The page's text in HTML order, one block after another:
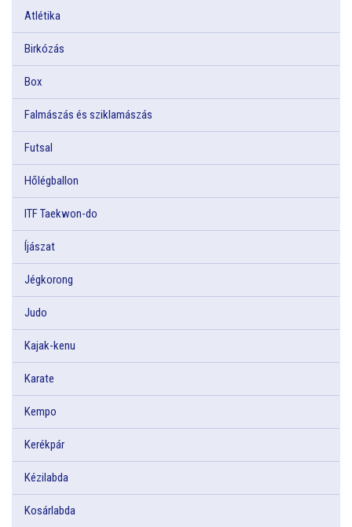
Atlétika
Birkózás
Box
Falmászás és sziklamászás
Futsal
Hőlégballon
ITF Taekwon-do
Íjászat
Jégkorong
Judo
Kajak-kenu
Karate
Kempo
Kerékpár
Kézilabda
Kosárlabda